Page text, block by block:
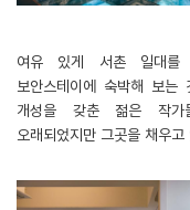
여유 있게 서촌 일대를
보안스테이에 숙박해 보는
개성을 갖춘 젊은 작가
오래되었지만 그곳을 채우